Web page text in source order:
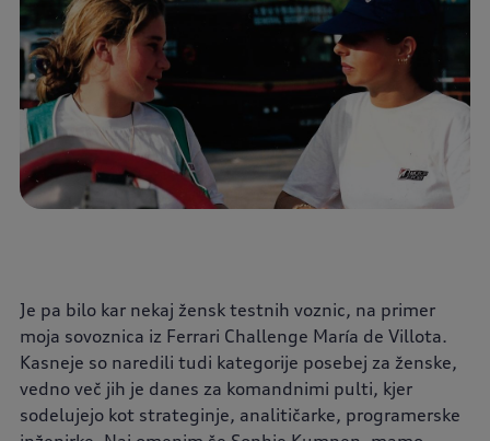
Je pa bilo kar nekaj žensk testnih voznic, na primer
moja sovoznica iz Ferrari Challenge María de Villota.
Kasneje so naredili tudi kategorije posebej za ženske,
vedno več jih je danes za komandnimi pulti, kjer
sodelujejo kot strateginje, analitičarke, programerske